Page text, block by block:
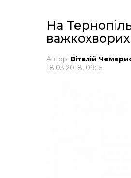
На
Автор: Віталій
18.03.2018, 09:15